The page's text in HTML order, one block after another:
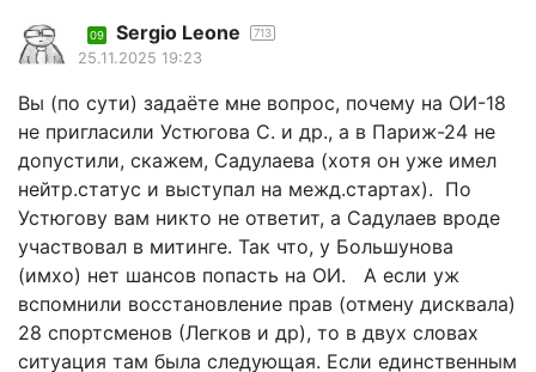
09 Sergio Leone 713
25.11.2025 19:23
Вы (по сути) задаёте мне вопрос, почему на ОИ-18
не пригласили Устюгова С. и др., а в Париж-24 не
допустили, скажем, Садулаева (хотя он уже имел
нейтр.статус и выступал на межд.стартах). По
Устюгову вам никто не ответит, а Садулаев вроде
участвовал в митинге. Так что, у Большунова
(имхо) нет шансов попасть на ОИ. А если уж
вспомнили восстановление прав (отмену дисквала)
28 спортсменов (Легков и др), то в двух словах
ситуация там была следующая. Если единственным